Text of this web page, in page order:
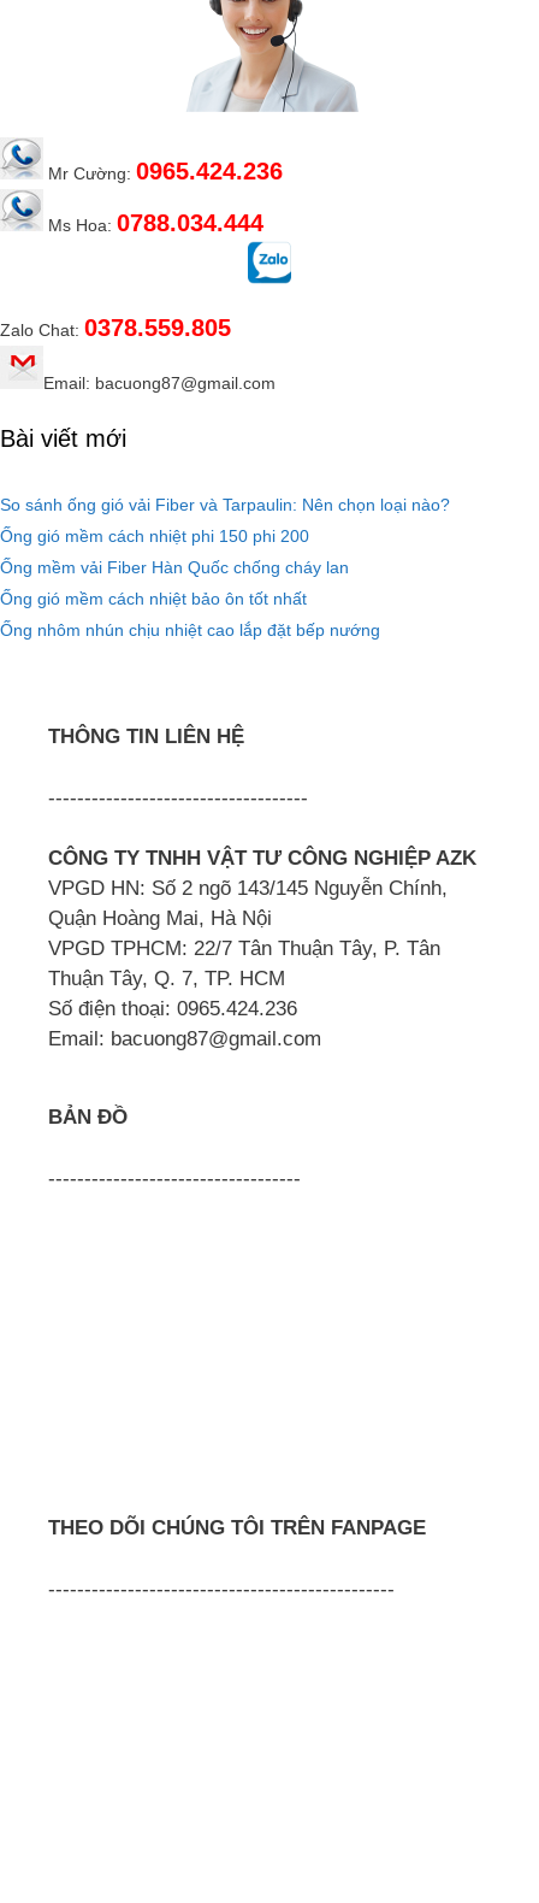
Mr Cường: 0965.424.236
Ms Hoa: 0788.034.444
Zalo Chat: 0378.559.805
Email: bacuong87@gmail.com
Bài viết mới
So sánh ống gió vải Fiber và Tarpaulin: Nên chọn loại nào?
Ống gió mềm cách nhiệt phi 150 phi 200
Ống mềm vải Fiber Hàn Quốc chống cháy lan
Ống gió mềm cách nhiệt bảo ôn tốt nhất
Ống nhôm nhún chịu nhiệt cao lắp đặt bếp nướng
THÔNG TIN LIÊN HỆ
------------------------------------
CÔNG TY TNHH VẬT TƯ CÔNG NGHIỆP AZK
VPGD HN: Số 2 ngõ 143/145 Nguyễn Chính,
Quận Hoàng Mai, Hà Nội
VPGD TPHCM: 22/7 Tân Thuận Tây, P. Tân
Thuận Tây, Q. 7, TP. HCM
Số điện thoại: 0965.424.236
Email: bacuong87@gmail.com
BẢN ĐỒ
-----------------------------------
THEO DÕI CHÚNG TÔI TRÊN FANPAGE
------------------------------------------------